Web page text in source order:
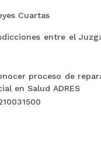
Cuartas
entre el
proceso de
en Salud ADRES